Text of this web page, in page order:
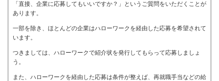
「直接、企業に応募してもいいですか？」というご質問をいただくことが
あります。
一部を除き、ほとんどの企業はハローワークを経由した応募を希望されて
います。
つきましては、ハローワークで紹介状を発行してもらって応募しましょ
う。
また、ハローワークを経由した応募は条件が整えば、再就職手当などの給